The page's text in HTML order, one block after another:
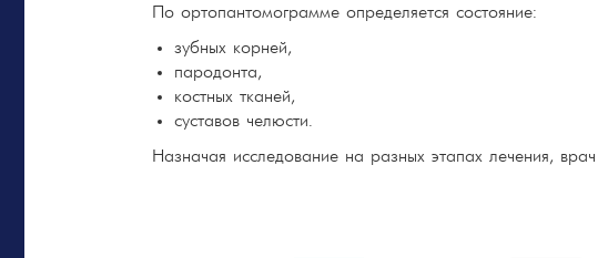
По ортопантомограмме определяется состояние:
зубных корней,
пародонта,
костных тканей,
суставов челюсти.
Назначая исследование на разных этапах лечения,